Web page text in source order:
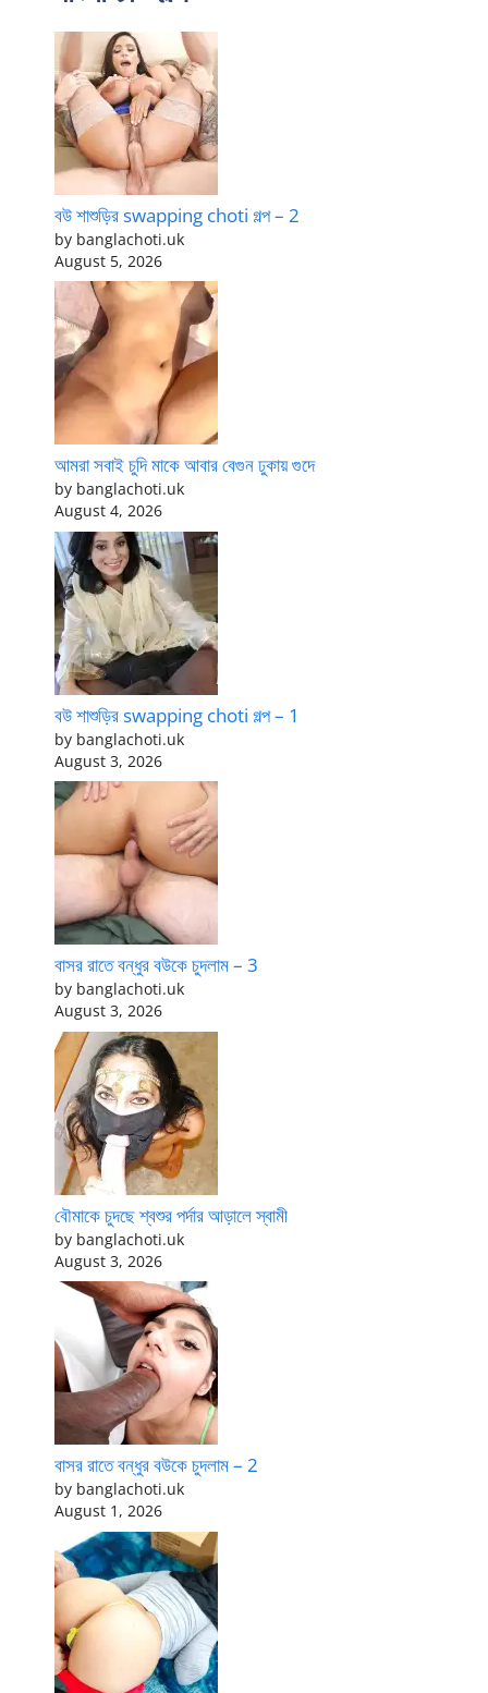
বউ শাশুড়ির swapping choti গল্প – 2
by banglachoti.uk
August 5, 2026
আমরা সবাই চুদি মাকে আবার বেগুন ঢুকায় গুদে
by banglachoti.uk
August 4, 2026
বউ শাশুড়ির swapping choti গল্প – 1
by banglachoti.uk
August 3, 2026
বাসর রাতে বন্ধুর বউকে চুদলাম – 3
by banglachoti.uk
August 3, 2026
বৌমাকে চুদছে শ্বশুর পর্দার আড়ালে স্বামী
by banglachoti.uk
August 3, 2026
বাসর রাতে বন্ধুর বউকে চুদলাম – 2
by banglachoti.uk
August 1, 2026